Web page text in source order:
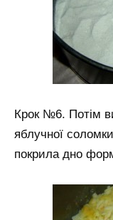
Крок №6. Потім
яблучної
покрила дно